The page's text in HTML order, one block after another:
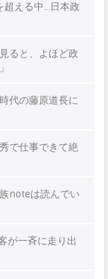
超える中…日本政
ると、よほど政
代の藤原道長に
で仕事できて絶
noteは読んでい
が一斉に走り出